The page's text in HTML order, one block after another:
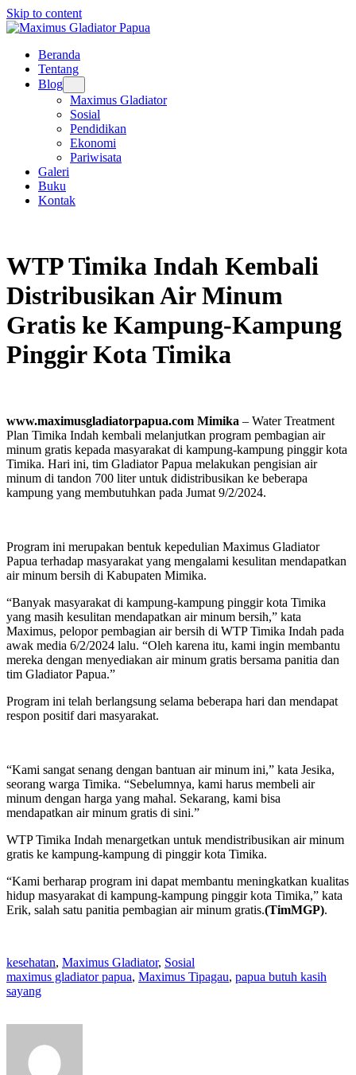
Skip to content
Beranda
Tentang
Blog
Maximus Gladiator
Sosial
Pendidikan
Ekonomi
Pariwisata
Galeri
Buku
Kontak
WTP Timika Indah Kembali
Distribusikan Air Minum
Gratis ke Kampung-Kampung
Pinggir Kota Timika
www.maximusgladiatorpapua.com Mimika – Water Treatment
Plan Timika Indah kembali melanjutkan program pembagian air
minum gratis kepada masyarakat di kampung-kampung pinggir kota
Timika. Hari ini, tim Gladiator Papua melakukan pengisian air
minum di tandon 700 liter untuk didistribusikan ke beberapa
kampung yang membutuhkan pada Jumat 9/2/2024.
Program ini merupakan bentuk kepedulian Maximus Gladiator
Papua terhadap masyarakat yang mengalami kesulitan mendapatkan
air minum bersih di Kabupaten Mimika.
“Banyak masyarakat di kampung-kampung pinggir kota Timika
yang masih kesulitan mendapatkan air minum bersih,” kata
Maximus, pelopor pembagian air bersih di WTP Timika Indah pada
awak media 6/2/2024 lalu. “Oleh karena itu, kami ingin membantu
mereka dengan menyediakan air minum gratis bersama panitia dan
tim Gladiator Papua.”
Program ini telah berlangsung selama beberapa hari dan mendapat
respon positif dari masyarakat.
“Kami sangat senang dengan bantuan air minum ini,” kata Jesika,
seorang warga Timika. “Sebelumnya, kami harus membeli air
minum dengan harga yang mahal. Sekarang, kami bisa
mendapatkan air minum gratis di sini.”
WTP Timika Indah menargetkan untuk mendistribusikan air minum
gratis ke kampung-kampung di pinggir kota Timika.
“Kami berharap program ini dapat membantu meningkatkan kualitas
hidup masyarakat di kampung-kampung pinggir kota Timika,” kata
Erik, salah satu panitia pembagian air minum gratis.(TimMGP).
kesehatan, Maximus Gladiator, Sosial
maximus gladiator papua, Maximus Tipagau, papua butuh kasih
sayang